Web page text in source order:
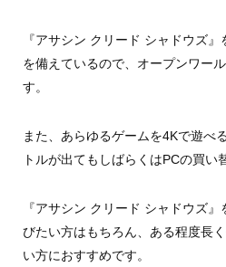
『アサシン クリード シャドウズ』
を備えているので、オープンワー
す。
また、あらゆるゲームを4Kで遊べ
トルが出てもしばらくはPCの買い
『アサシン クリード シャドウズ
びたい方はもちろん、ある程度長
い方におすすめです。